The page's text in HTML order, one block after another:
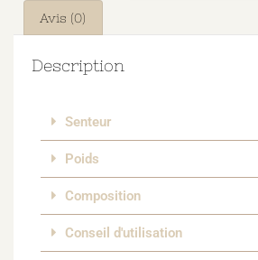
Avis (0)
Description
Senteur
Poids
Composition
Conseil d'utilisation